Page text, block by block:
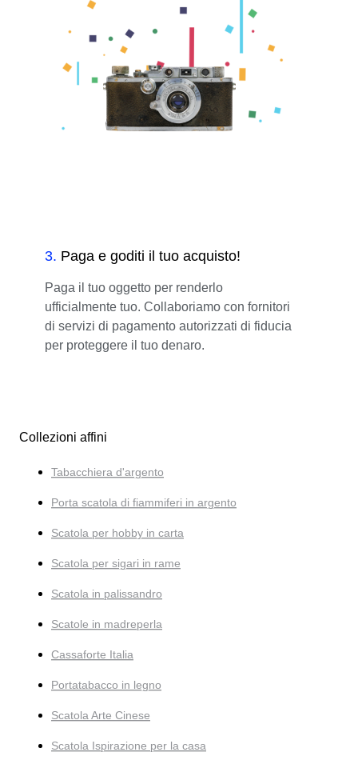
3. Paga e goditi il tuo acquisto!
Paga il tuo oggetto per renderlo
ufficialmente tuo. Collaboriamo con fornitori
di servizi di pagamento autorizzati di fiducia
per proteggere il tuo denaro.
Collezioni affini
Tabacchiera d'argento
Porta scatola di fiammiferi in argento
Scatola per hobby in carta
Scatola per sigari in rame
Scatola in palissandro
Scatole in madreperla
Cassaforte Italia
Portatabacco in legno
Scatola Arte Cinese
Scatola Ispirazione per la casa